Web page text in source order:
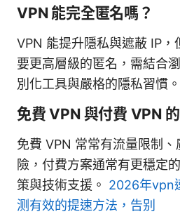
VPN 能完全匿名嗎？
VPN 能提升隱私與遮蔽 IP，
要更高層級的匿名，需結合
別化工具與嚴格的隱私習慣。
免費 VPN 與付費 VPN
免費 VPN 常常有流量限制
險，付費方案通常有更穩定
策與技術支援。 2026年vpn
测有效的提速方法，告别